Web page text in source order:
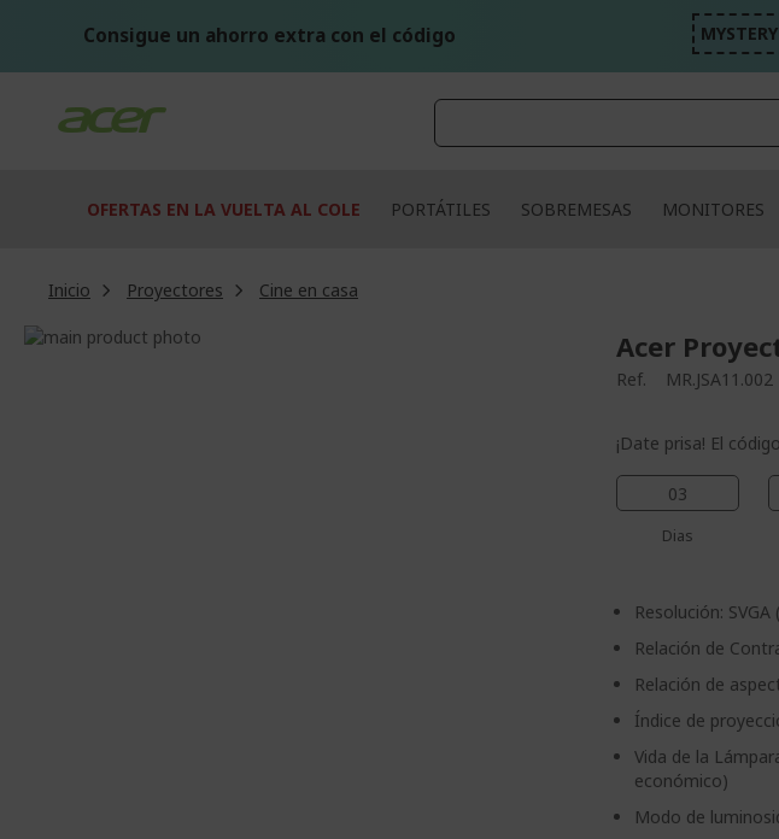
Consigue un ahorro extra con el código MYSTERY
OFERTAS EN LA VUELTA AL COLE PORTÁTILES SOBREMESAS MONITORES
Inicio Proyectores
Cine en casa
Saltar
Acer
Ref. MR.JSA11.002
¡Date prisa! El
03
Dias
Resolución: SVGA
Relación de
Relación de
Índice de
Vida de la
económico)
Modo de